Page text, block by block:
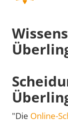
"Die Online-